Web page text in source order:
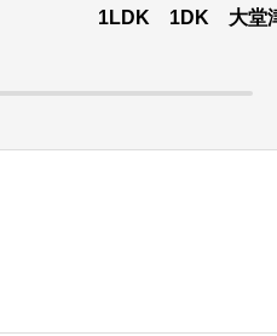
1LDK 1DK 大堂